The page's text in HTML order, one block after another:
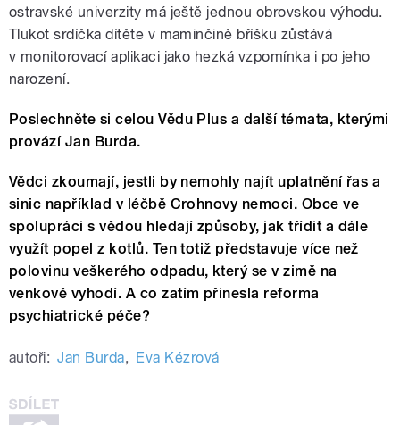
ostravské univerzity má ještě jednou obrovskou výhodu.
Tlukot srdíčka dítěte v maminčině bříšku zůstává
v monitorovací aplikaci jako hezká vzpomínka i po jeho
narození.
Poslechněte si celou Vědu Plus a další témata, kterými
provází Jan Burda.
Vědci zkoumají, jestli by nemohly najít uplatnění řas a
sinic například v léčbě Crohnovy nemoci. Obce ve
spolupráci s vědou hledají způsoby, jak třídit a dále
využít popel z kotlů. Ten totiž představuje více než
polovinu veškerého odpadu, který se v zimě na
venkově vyhodí. A co zatím přinesla reforma
psychiatrické péče?
autoři: Jan Burda, Eva Kézrová